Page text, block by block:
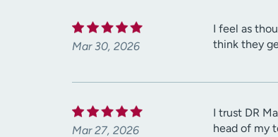
Mar 30, 2026
I feel as
think they
Mar 27, 2026
I trust DR
head of my